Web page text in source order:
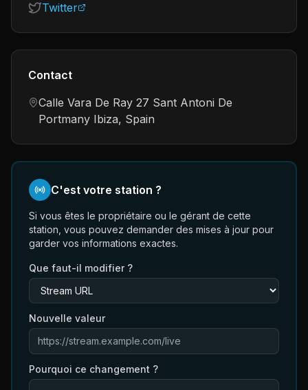
Twitter
Contact
Calle Vara De Ray 27 Sant Antoni De
Portmany Ibiza, Spain
C'est votre station ?
Si vous êtes le propriétaire ou le gérant de cette
station, vous pouvez demander des mises à jour pour
garder vos informations exactes.
Que faut-il modifier ?
Nouvelle valeur
Pourquoi ce changement ?